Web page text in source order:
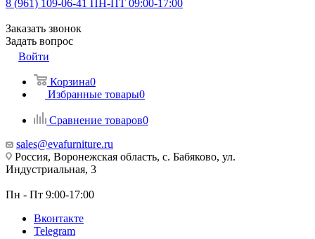
8 (961) 109-06-41 ПН-ПТ 09:00-17:00
Заказать звонок
Задать вопрос
Войти
Корзина0
Избранные товары0
Сравнение товаров0
sales@evafurniture.ru
Россия, Воронежская область, с. Бабяково, ул.
Индустриальная, 3
Пн - Пт 9:00-17:00
Вконтакте
Telegram